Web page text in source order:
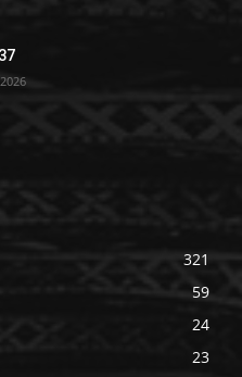
321
59
24
23